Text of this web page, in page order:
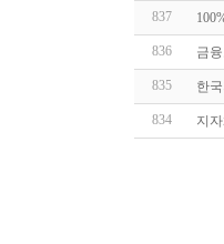
837
836 금
835 한
834 지